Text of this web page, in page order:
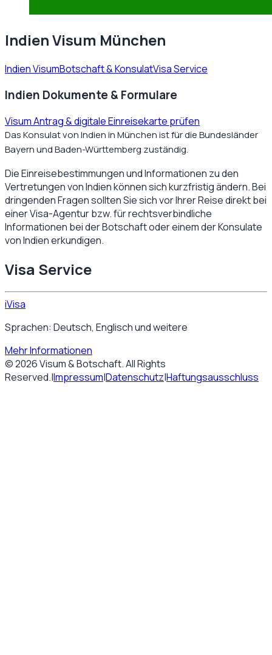
Indien Visum München
Indien VisumBotschaft & KonsulatVisa Service
Indien Dokumente & Formulare
Visum Antrag & digitale Einreisekarte prüfen
Das Konsulat von Indien in München ist für die Bundesländer
Bayern und Baden-Württemberg zuständig.
Die Einreisebestimmungen und Informationen zu den
Vertretungen vonIndienkönnen sich kurzfristig ändern. Bei
dringenden Fragen sollten Sie sich vor Ihrer Reise direkt bei
einer Visa-Agentur bzw. für rechtsverbindliche
Informationen bei der Botschaft oder einem der Konsulate
vonIndienerkundigen.
Visa Service
iVisa
Sprachen: Deutsch, Englisch und weitere
Mehr Informationen
©2026Visum & Botschaft. All Rights
Reserved.|Impressum|Datenschutz|Haftungsausschluss